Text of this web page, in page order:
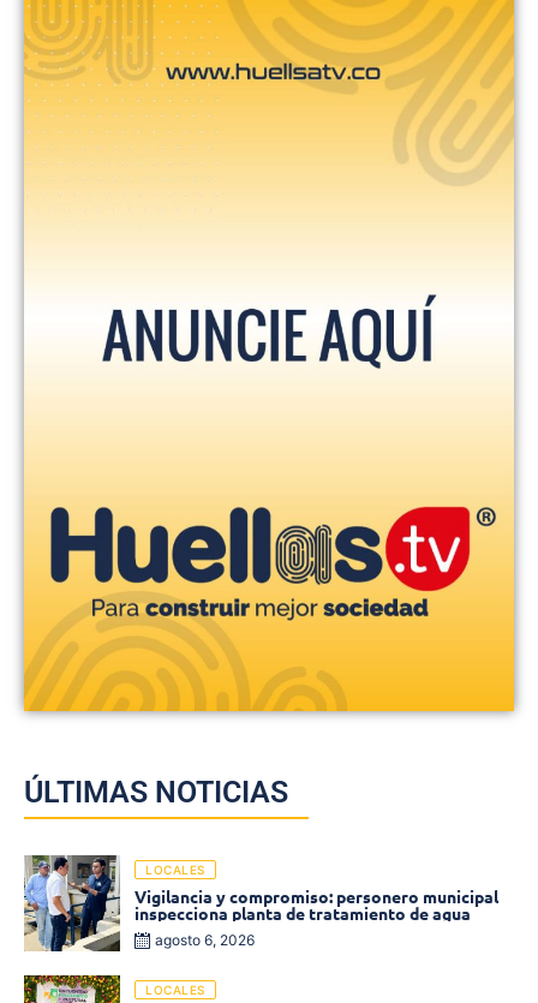
ÚLTIMAS NOTICIAS
LOCALES
Vigilancia y compromiso: personero municipal
inspecciona planta de tratamiento de agua
agosto 6, 2026
LOCALES